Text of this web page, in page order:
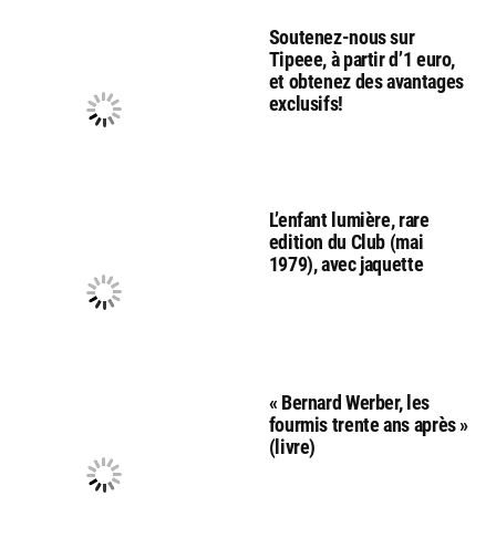
Soutenez-nous sur
Tipeee, à partir d’1 euro,
et obtenez des avantages
exclusifs!
L’enfant lumière, rare
edition du Club (mai
1979), avec jaquette
« Bernard Werber, les
fourmis trente ans après »
(livre)